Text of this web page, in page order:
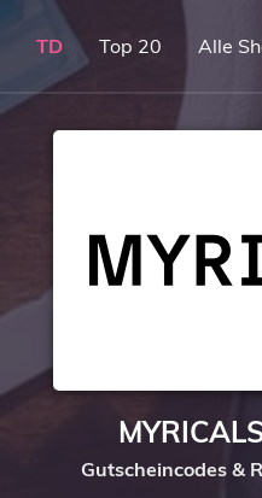
TD Top 20 Alle
Gutscheincodes &